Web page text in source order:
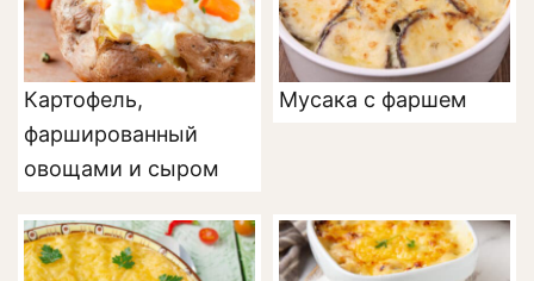
Картофель,
фаршированный
овощами и сыром
Мусака с фаршем